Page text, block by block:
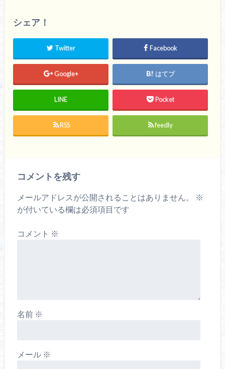
シェア！
Twitter Facebook
Google+ はてブ
LINE Pocket
RSS feedly
コメントを残す
メールアドレスが公開されることはありません。
※
が付いている欄は必須項目です
コメント ※
名前 ※
メール ※